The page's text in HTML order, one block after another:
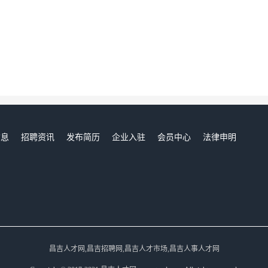
招聘资讯 发布简历 企业入驻 会员中心
法律申明
昌吉人才网,昌吉招聘网,昌吉人才市场,昌吉人事人才网